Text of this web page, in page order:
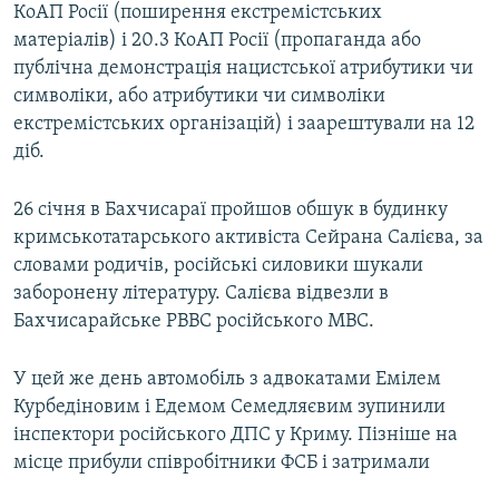
КоАП Росії (поширення екстремістських
матеріалів) і 20.3 КоАП Росії (пропаганда або
публічна демонстрація нацистської атрибутики чи
символіки, або атрибутики чи символіки
екстремістських організацій) і заарештували на 12
діб.
26 січня в Бахчисараї пройшов обшук в будинку
кримськотатарського активіста Сейрана Салієва, за
словами родичів, російські силовики шукали
заборонену літературу. Салієва відвезли в
Бахчисарайське РВВС російського МВС.
У цей же день автомобіль з адвокатами Емілем
Курбедіновим і Едемом Семедляєвим зупинили
інспектори російського ДПС у Криму. Пізніше на
місце прибули співробітники ФСБ і затримали